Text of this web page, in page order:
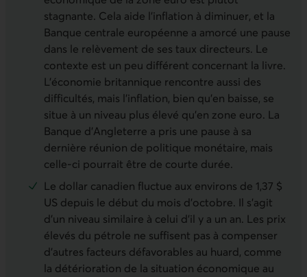
stagnante. Cela aide l’inflation à diminuer, et la
Banque centrale européenne a amorcé une pause
dans le relèvement de ses taux directeurs. Le
contexte est un peu différent concernant la livre.
L’économie britannique rencontre aussi des
difficultés, mais l’inflation, bien qu’en baisse, se
situe à un niveau plus élevé qu’en zone euro. La
Banque d’Angleterre a pris une pause à sa
dernière réunion de politique monétaire, mais
celle-ci pourrait être de courte durée.
Le dollar canadien fluctue aux environs de 1,37 $
US depuis le début du mois d’octobre. Il s’agit
d’un niveau similaire à celui d’il y a un an. Les prix
élevés du pétrole ne suffisent pas à compenser
d’autres facteurs défavorables au huard, comme
la détérioration de la situation économique au